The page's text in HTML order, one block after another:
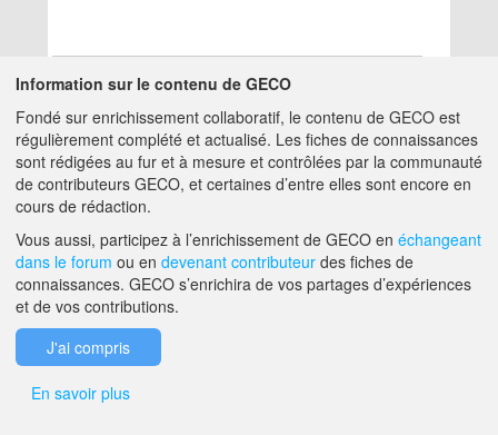
Aucun résultat
A PROPOS DE GECO AIDE
F.A.Q. NOUS CONTACTER
Information sur le contenu de GECO
Fondé sur enrichissement collaboratif, le contenu de GECO est
régulièrement complété et actualisé. Les fiches de connaissances
sont rédigées au fur et à mesure et contrôlées par la communauté
de contributeurs GECO, et certaines d’entre elles sont encore en
cours de rédaction.
Vous aussi, participez à l’enrichissement de GECO en échangeant
dans le forum ou en devenant contributeur des fiches de
connaissances. GECO s’enrichira de vos partages d’expériences
et de vos contributions.
J'ai compris
En savoir plus